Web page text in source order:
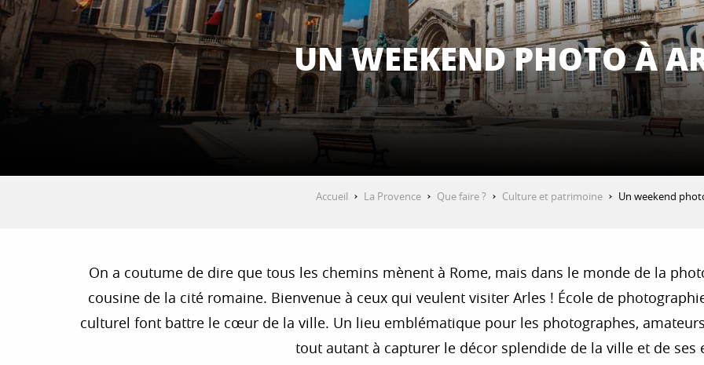
UN WEEKEND PHOTO À
Accueil La Provence Que faire ? Culture et patrimoine Un weekend
On a coutume de dire que tous les chemins mènent à Rome, mais dans le monde de la
cousine de la cité romaine. Bienvenue à ceux qui veulent visiter Arles ! École de
culturel font battre le cœur de la ville. Un lieu emblématique pour les photographes,
tout autant à capturer le décor splendide de la ville et de ses